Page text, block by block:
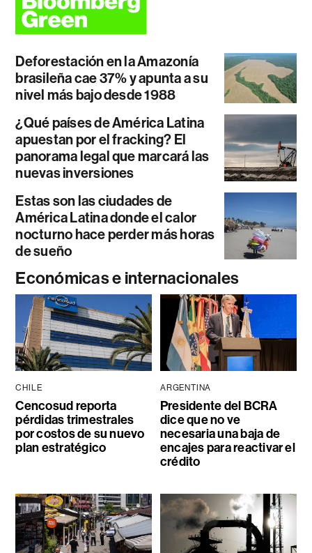
Deforestación en la Amazonía
brasileña cae 37% y apunta a su
nivel más bajo desde 1988
¿Qué países de América Latina
apuestan por el fracking? El
panorama legal que marcará las
nuevas inversiones
Estas son las ciudades de
América Latina donde el calor
nocturno hace perder más horas
de sueño
Económicas e internacionales
CHILE
Cencosud reporta
pérdidas trimestrales
por costos de su nuevo
plan estratégico
ARGENTINA
Presidente del BCRA
dice que no ve
necesaria una baja de
encajes para reactivar el
crédito